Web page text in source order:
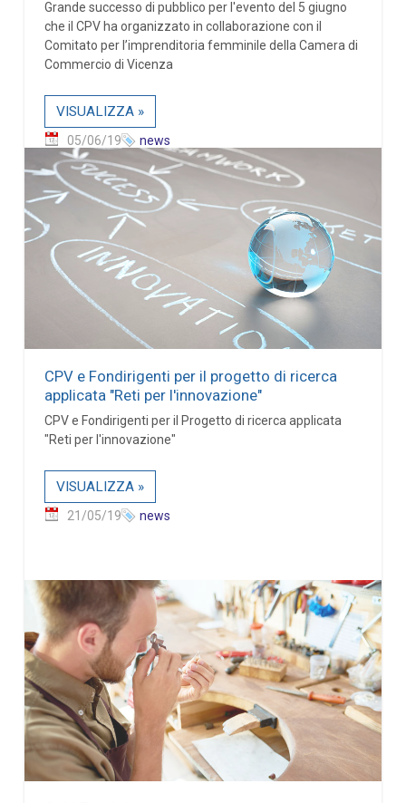
Grande successo di pubblico per l'evento del 5 giugno
che il CPV ha organizzato in collaborazione con il
Comitato per l’imprenditoria femminile della Camera di
Commercio di Vicenza
VISUALIZZA »
05/06/19 news
CPV e Fondirigenti per il progetto di ricerca
applicata "Reti per l'innovazione"
CPV e Fondirigenti per il Progetto di ricerca applicata
"Reti per l'innovazione"
VISUALIZZA »
21/05/19 news